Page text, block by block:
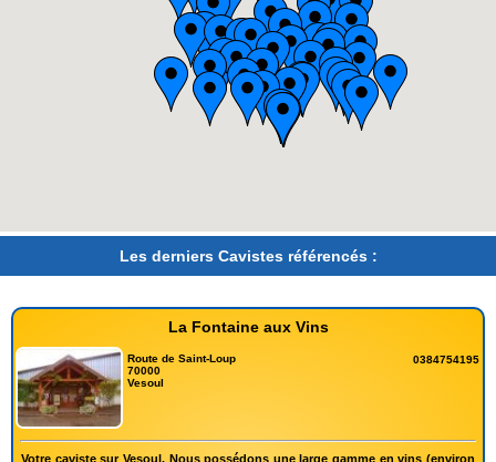
Les derniers Cavistes référencés :
La Fontaine aux Vins
Route de Saint-Loup
70000
Vesoul
0384754195
Votre caviste sur Vesoul. Nous possédons une large gamme en vins (environ